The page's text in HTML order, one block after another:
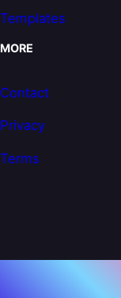
Templates
MORE
Contact
Privacy
Terms